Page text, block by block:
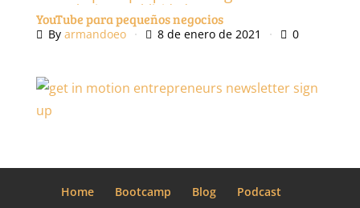
Marketing / Publicidad
YouTube para pequeños negocios
By armandoeo 8 de enero de 2021 0
Home Bootcamp Blog
Podcast